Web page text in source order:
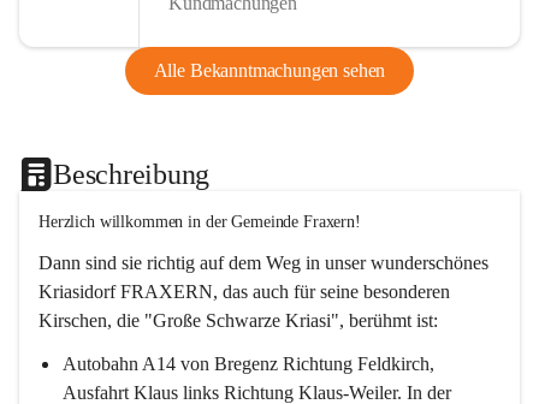
Alle Bekanntmachungen sehen
Beschreibung
Herzlich willkommen in der Gemeinde Fraxern!
Dann sind sie richtig auf dem Weg in unser wunderschönes
Kriasidorf FRAXERN, das auch für seine besonderen
Kirschen, die "Große Schwarze Kriasi", berühmt ist:
Autobahn A14 von Bregenz Richtung Feldkirch,
Ausfahrt Klaus links Richtung Klaus-Weiler. In der